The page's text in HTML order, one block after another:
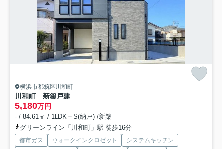
横浜市都筑区川和町
川和町 新築戸建
5,180万円
- / 84.61㎡ / 1LDK＋S(納戸) /新築
グリーンライン「川和町」駅 徒歩16分
都市ガス ウォークインクロゼット システムキッチン